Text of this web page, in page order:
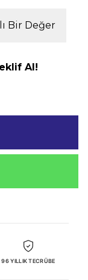
Bir Değer
Al!
96 YILLIK TECRÜBE